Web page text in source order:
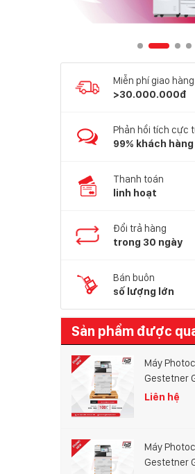
Miễn phí giao hàng
>30.000.000đ
Phản hồi tích cực
99% khách hàng
Thanh toán
linh hoạt
Đổi trả hàng
trong 30 ngày
Bán buôn
số lượng lớn
Sản phẩm được
Máy
Gestetner
Liên hệ
Máy
Gestetner